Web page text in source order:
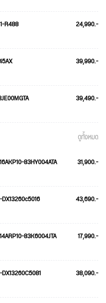
R488 24,990.-
39,990.-
39,490.-
ดูทั้งหมด
83HY004ATA 31,900.-
43,690.-
83K6004JTA 17,990.-
38,090.-